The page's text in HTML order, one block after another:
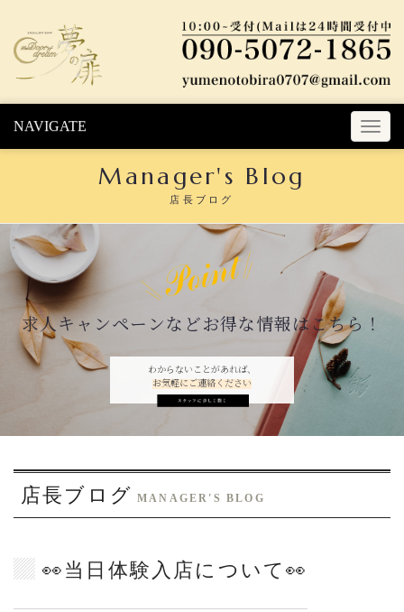
T
o
e
g
NAVIGATE
Manager's Blog
店長ブログ
わからないことがあれば、
お気軽にご連絡ください
求人キャンペーンなどお得な情報はこちら！
店長ブログ MANAGER'S BLOG
👀当日体験入店について👀